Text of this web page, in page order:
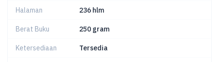
Halaman 236 hlm
Berat Buku 250 gram
Ketersediaan Tersedia